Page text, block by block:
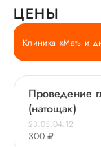
ЦЕНЫ
Клиника «Мать и
Проведение
(натощак)
23.05.04.12
300 ₽